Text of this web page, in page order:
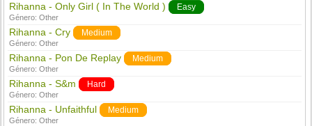
Rihanna - Only Girl ( In The World ) Easy
Género:Other
Rihanna - Cry Medium
Género:Other
Rihanna - Pon De Replay Medium
Género:Other
Rihanna - S&m Hard
Género:Other
Rihanna - Unfaithful Medium
Género:Other